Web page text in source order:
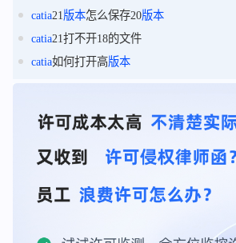
catia21版本怎么保存20版本
catia21打不开18的文件
catia如何打开高版本